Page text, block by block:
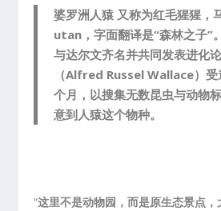
婆罗洲人猿 又称为红毛猩猩
utan，字面翻译是“森林之子”
与达尔文齐名并共同发表进化
（Alfred Russel Wallace）
个月，以搜集无数昆虫与动物
意到人猿这个物种。
“这里不是动物园，而是原生态景点